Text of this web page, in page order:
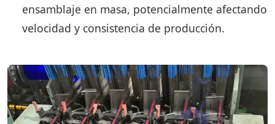
ensamblaje en masa, potencialmente afectando
velocidad y consistencia de producción.